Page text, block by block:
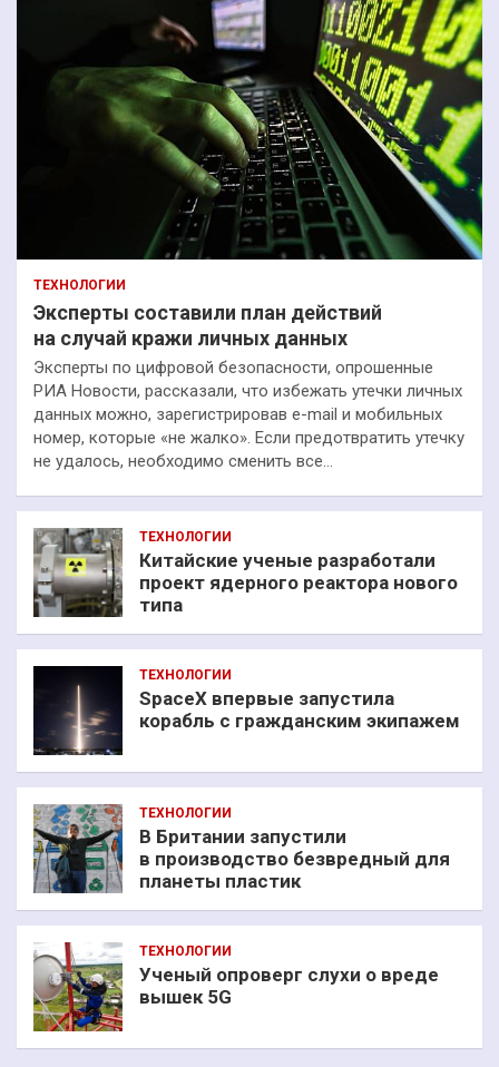
ТЕХНОЛОГИИ
Эксперты составили план действий
на случай кражи личных данных
Эксперты по цифровой безопасности, опрошенные
РИА Новости, рассказали, что избежать утечки личных
данных можно, зарегистрировав e-mail и мобильных
номер, которые «не жалко». Если предотвратить утечку
не удалось, необходимо сменить все…
ТЕХНОЛОГИИ
Китайские ученые разработали
проект ядерного реактора нового
типа
ТЕХНОЛОГИИ
SpaceX впервые запустила
корабль с гражданским экипажем
ТЕХНОЛОГИИ
В Британии запустили
в производство безвредный для
планеты пластик
ТЕХНОЛОГИИ
Ученый опроверг слухи о вреде
вышек 5G